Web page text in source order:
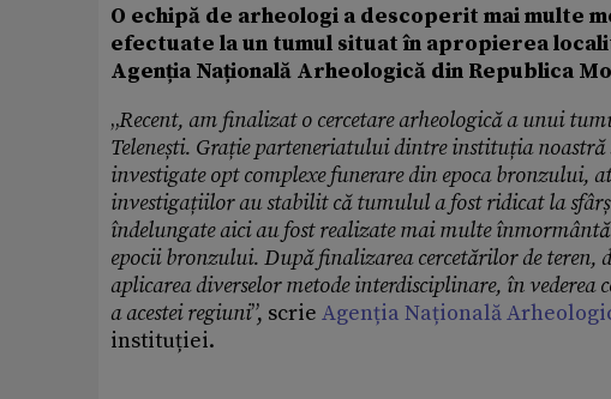
O echipă de arheologi a descoperit mai multe
efectuate la un tumul situat în apropierea
Agenția Națională Arheologică din Republica
„Recent, am finalizat o cercetare arheologică a unui
Telenești. Grație parteneriatului dintre instituția
investigate opt complexe funerare din epoca
investigațiilor au stabilit că tumulul a fost ridicat la
îndelungate aici au fost realizate mai multe
epocii bronzului. După finalizarea cercetărilor de teren,
aplicarea diverselor metode interdisciplinare, în
a acestei regiuni”, scrie Agenția Națională
instituției.